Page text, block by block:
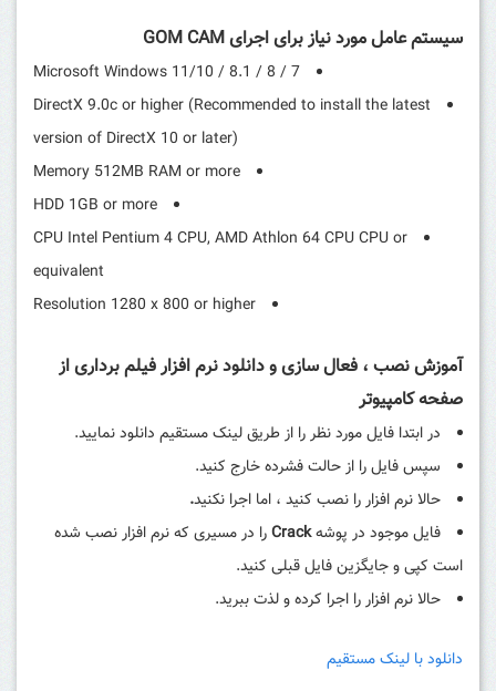
سیستم عامل مورد نیاز برای اجرای GOM CAM
Microsoft Windows 11/10 / 8.1 / 8 / 7
DirectX 9.0c or higher (Recommended to install the latest
version of DirectX 10 or later)
Memory 512MB RAM or more
HDD 1GB or more
CPU Intel Pentium 4 CPU, AMD Athlon 64 CPU CPU or
equivalent
Resolution 1280 x 800 or higher
آموزش نصب ، فعال سازی و دانلود نرم افزار فیلم برداری از
صفحه کامپیوتر
در ابتدا فایل مورد نظر را از طریق لینک مستقیم دانلود نمایید.
سپس فایل را از حالت فشرده خارج کنید.
حالا نرم افزار را نصب کنید ، اما اجرا نکنید.
فایل موجود در پوشهCrackرا در مسیری که نرم افزار نصب شده
است کپی و جایگزین فایل قبلی کنید.
حالا نرم افزار را اجرا کرده و لذت ببرید.
دانلود با لینک مستقیم